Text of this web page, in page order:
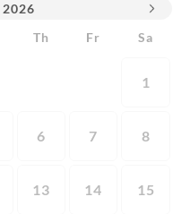
2026
Th Fr Sa
1
6 7 8
13 14 15